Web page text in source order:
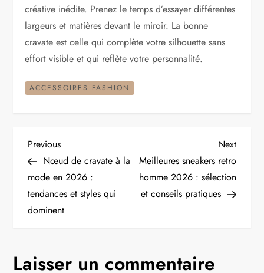
créative inédite. Prenez le temps d’essayer différentes
largeurs et matières devant le miroir. La bonne
cravate est celle qui complète votre silhouette sans
effort visible et qui reflète votre personnalité.
ACCESSOIRES FASHION
N
a
v
g
Previous
Post
Previous
Nœud de cravate à la
mode en 2026 :
tendances et styles qui
dominent
Next
Post
Next
Meilleures sneakers retro
homme 2026 : sélection
et conseils pratiques
Laisser un commentaire